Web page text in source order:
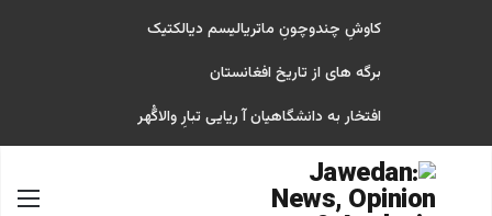
کاوشِ چندو‌چونِ ماتریالیسم دیالکتیک
برگه های از تاریخ افغانستان
افتخار به دانشگاهیان آ ریایی تبارِ والاگُهر
جستجو برای